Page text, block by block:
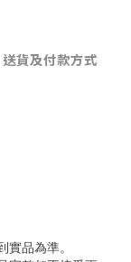
送貨及付款方式
品為準。